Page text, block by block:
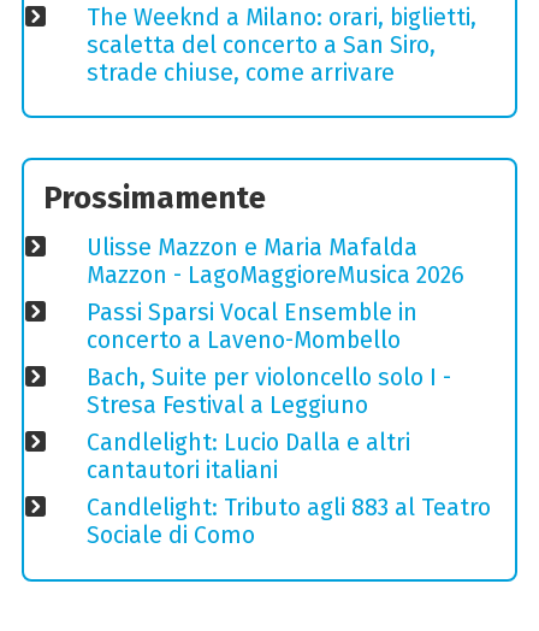
The Weeknd a Milano: orari, biglietti,
scaletta del concerto a San Siro,
strade chiuse, come arrivare
Prossimamente
Ulisse Mazzon e Maria Mafalda
Mazzon - LagoMaggioreMusica 2026
Passi Sparsi Vocal Ensemble in
concerto a Laveno-Mombello
Bach, Suite per violoncello solo I -
Stresa Festival a Leggiuno
Candlelight: Lucio Dalla e altri
cantautori italiani
Candlelight: Tributo agli 883 al Teatro
Sociale di Como